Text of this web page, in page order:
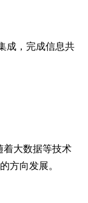
成，完成信息共
着大数据等技术
方向发展。